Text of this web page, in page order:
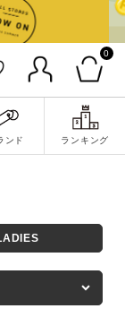
0
ンド ランキング